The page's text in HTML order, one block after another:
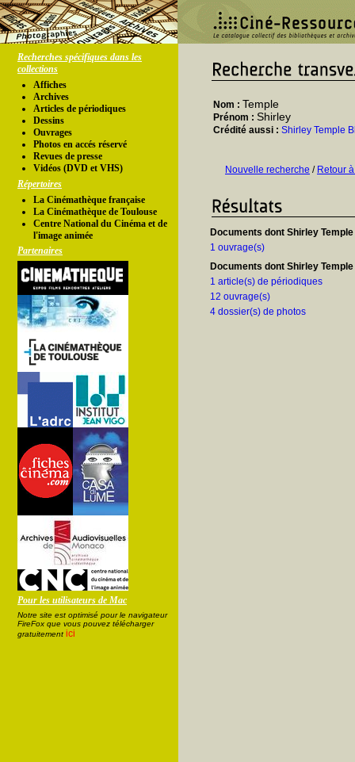
Recherches spécifiques dans les
collections
Affiches
Archives
Articles de périodiques
Dessins
Ouvrages
Photos en accés réservé
Revues de presse
Vidéos (DVD et VHS)
Répertoires
La Cinémathèque française
La Cinémathèque de Toulouse
Centre National du Cinéma et de
l'image animée
Partenaires
Pour les utilisateurs de Mac
Notre site est optimisé pour le navigateur
FireFox que vous pouvez télécharger
gratuitement ici
Nom : Temple
Prénom : Shirley
Crédité aussi : Shirley Temple
Nouvelle recherche / Retour
Documents dont Shirley
1 ouvrage(s)
Documents dont Shirley
1 article(s) de périodiques
12 ouvrage(s)
4 dossier(s) de photos